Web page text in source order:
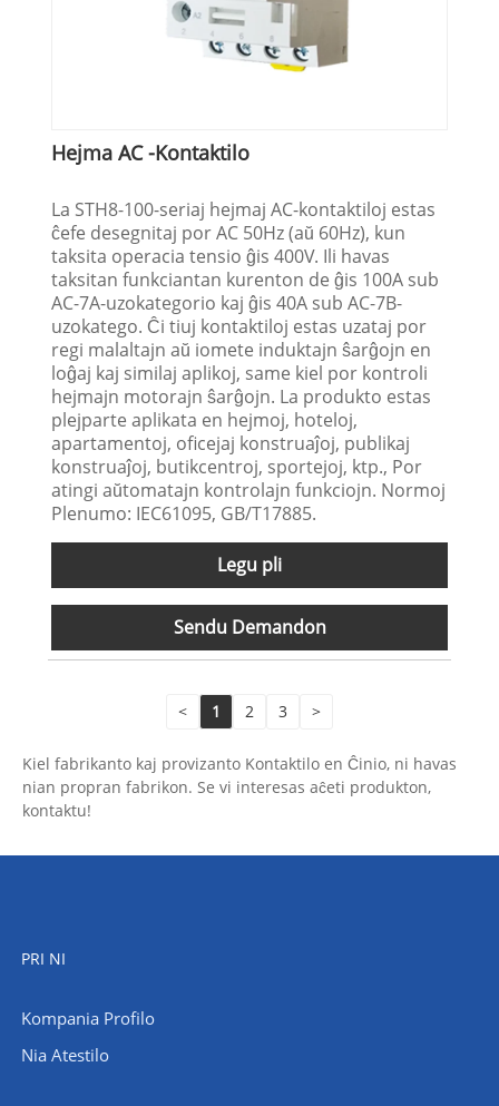
Hejma AC -Kontaktilo
La STH8-100-seriaj hejmaj AC-kontaktiloj estas
ĉefe desegnitaj por AC 50Hz (aŭ 60Hz), kun
taksita operacia tensio ĝis 400V. Ili havas
taksitan funkciantan kurenton de ĝis 100A sub
AC-7A-uzokategorio kaj ĝis 40A sub AC-7B-
uzokatego. Ĉi tiuj kontaktiloj estas uzataj por
regi malaltajn aŭ iomete induktajn ŝarĝojn en
loĝaj kaj similaj aplikoj, same kiel por kontroli
hejmajn motorajn ŝarĝojn. La produkto estas
plejparte aplikata en hejmoj, hoteloj,
apartamentoj, oficejaj konstruaĵoj, publikaj
konstruaĵoj, butikcentroj, sportejoj, ktp., Por
atingi aŭtomatajn kontrolajn funkciojn. Normoj
Plenumo: IEC61095, GB/T17885.
Legu pli
Sendu Demandon
< 1 2 3 >
Kiel fabrikanto kaj provizanto Kontaktilo en Ĉinio, ni havas
nian propran fabrikon. Se vi interesas aĉeti produkton,
kontaktu!
PRI NI
Kompania Profilo
Nia Atestilo